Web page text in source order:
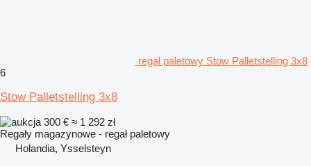
regał paletowy Stow Palletstelling 3x8
6
Stow Palletstelling 3x8
300 € ≈ 1 292 zł
Regały magazynowe - regał paletowy
Holandia, Ysselsteyn